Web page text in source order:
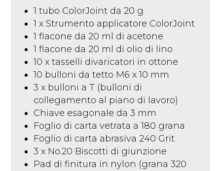
1 tubo ColorJoint da 20 g
1 x Strumento applicatore ColorJoint
1 flacone da 20 ml di acetone
1 flacone da 20 ml di olio di lino
10 x tasselli divaricatori in ottone
10 bulloni da tetto M6 x 10 mm
3 x bulloni a T (bulloni di
collegamento al piano di lavoro)
Chiave esagonale da 3 mm
Foglio di carta vetrata a 180 grana
Foglio di carta abrasiva 240 Grit
3 x No.20 Biscotti di giunzione
Pad di finitura in nylon (grana 320